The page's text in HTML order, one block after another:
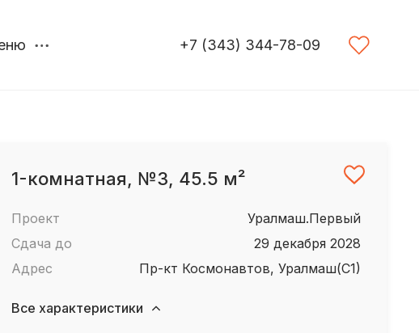
+7 (343) 344-78-09
1-комнатная, №3, 45.5 м²
Проект
Уралмаш.Первый
Сдача до
29 декабря 2028
Адрес
пр-кт Космонавтов, Уралмаш(С1)
Все характеристики